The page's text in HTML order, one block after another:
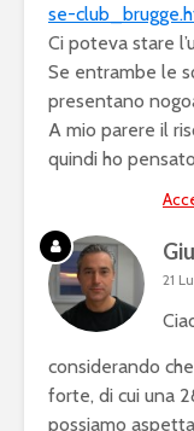
se-
Ci poteva stare
Se entrambe le
presentano
A mio parere il
quindi ho
21
considerando
forte, di cui una
possiamo